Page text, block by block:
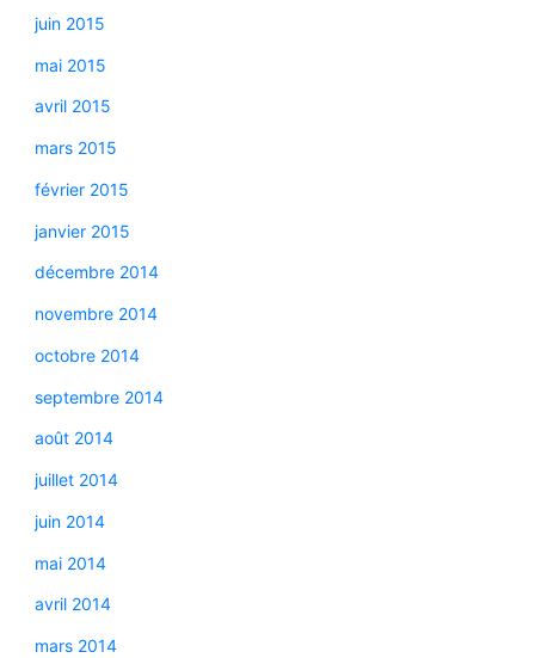
juin 2015
mai 2015
avril 2015
mars 2015
février 2015
janvier 2015
décembre 2014
novembre 2014
octobre 2014
septembre 2014
août 2014
juillet 2014
juin 2014
mai 2014
avril 2014
mars 2014